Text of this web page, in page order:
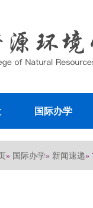
国际办学
» 国际办学» 新闻速递»